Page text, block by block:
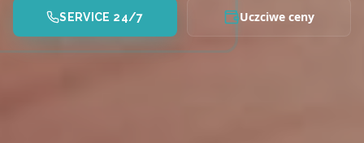
SERVICE 24/7 Uczciwe ceny